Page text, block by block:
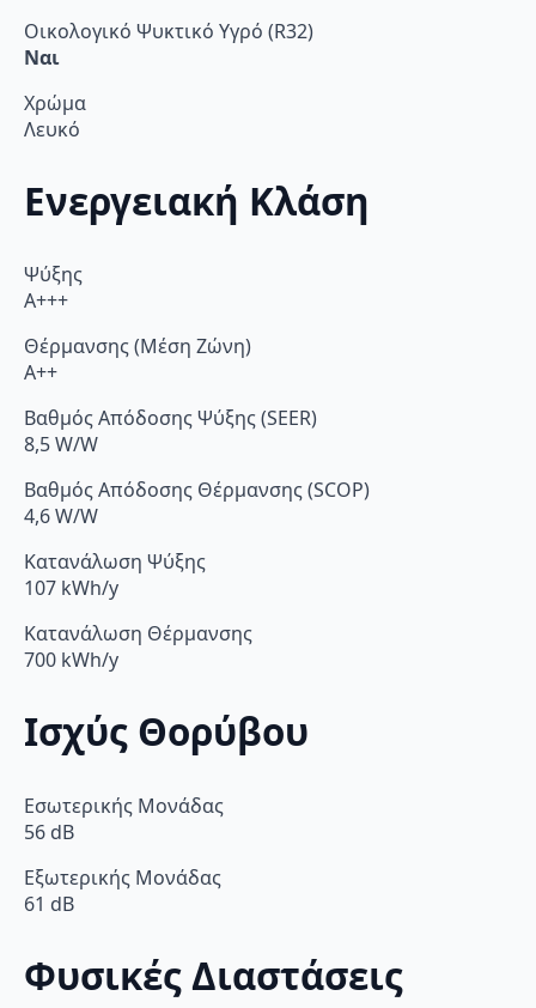
Οικολογικό Ψυκτικό Υγρό (R32)
Ναι
Χρώμα
Λευκό
Ενεργειακή Κλάση
Ψύξης
A+++
Θέρμανσης (Μέση Ζώνη)
A++
Βαθμός Απόδοσης Ψύξης (SEER)
8,5 W/W
Βαθμός Απόδοσης Θέρμανσης (SCOP)
4,6 W/W
Κατανάλωση Ψύξης
107 kWh/y
Κατανάλωση Θέρμανσης
700 kWh/y
Ισχύς Θορύβου
Εσωτερικής Μονάδας
56 dB
Εξωτερικής Μονάδας
61 dB
Φυσικές Διαστάσεις